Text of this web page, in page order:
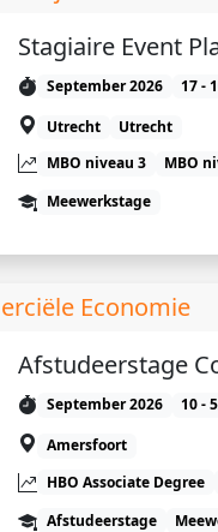
Stagiaire Event
September 2026 17 -
Utrecht
Utrecht
MBO niveau 3
MBO
Meewerkstage
Economie
Afstudeerstage
September 2026 10 -
Amersfoort
HBO Associate Degree
Afstudeerstage